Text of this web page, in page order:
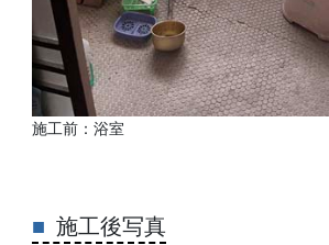
施工前：浴室
施工後写真